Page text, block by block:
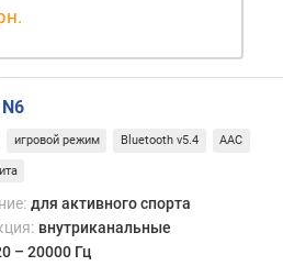
игровой режим Bluetooth v5.4 AAC
для активного спорта
внутриканальные
– 20000 Гц